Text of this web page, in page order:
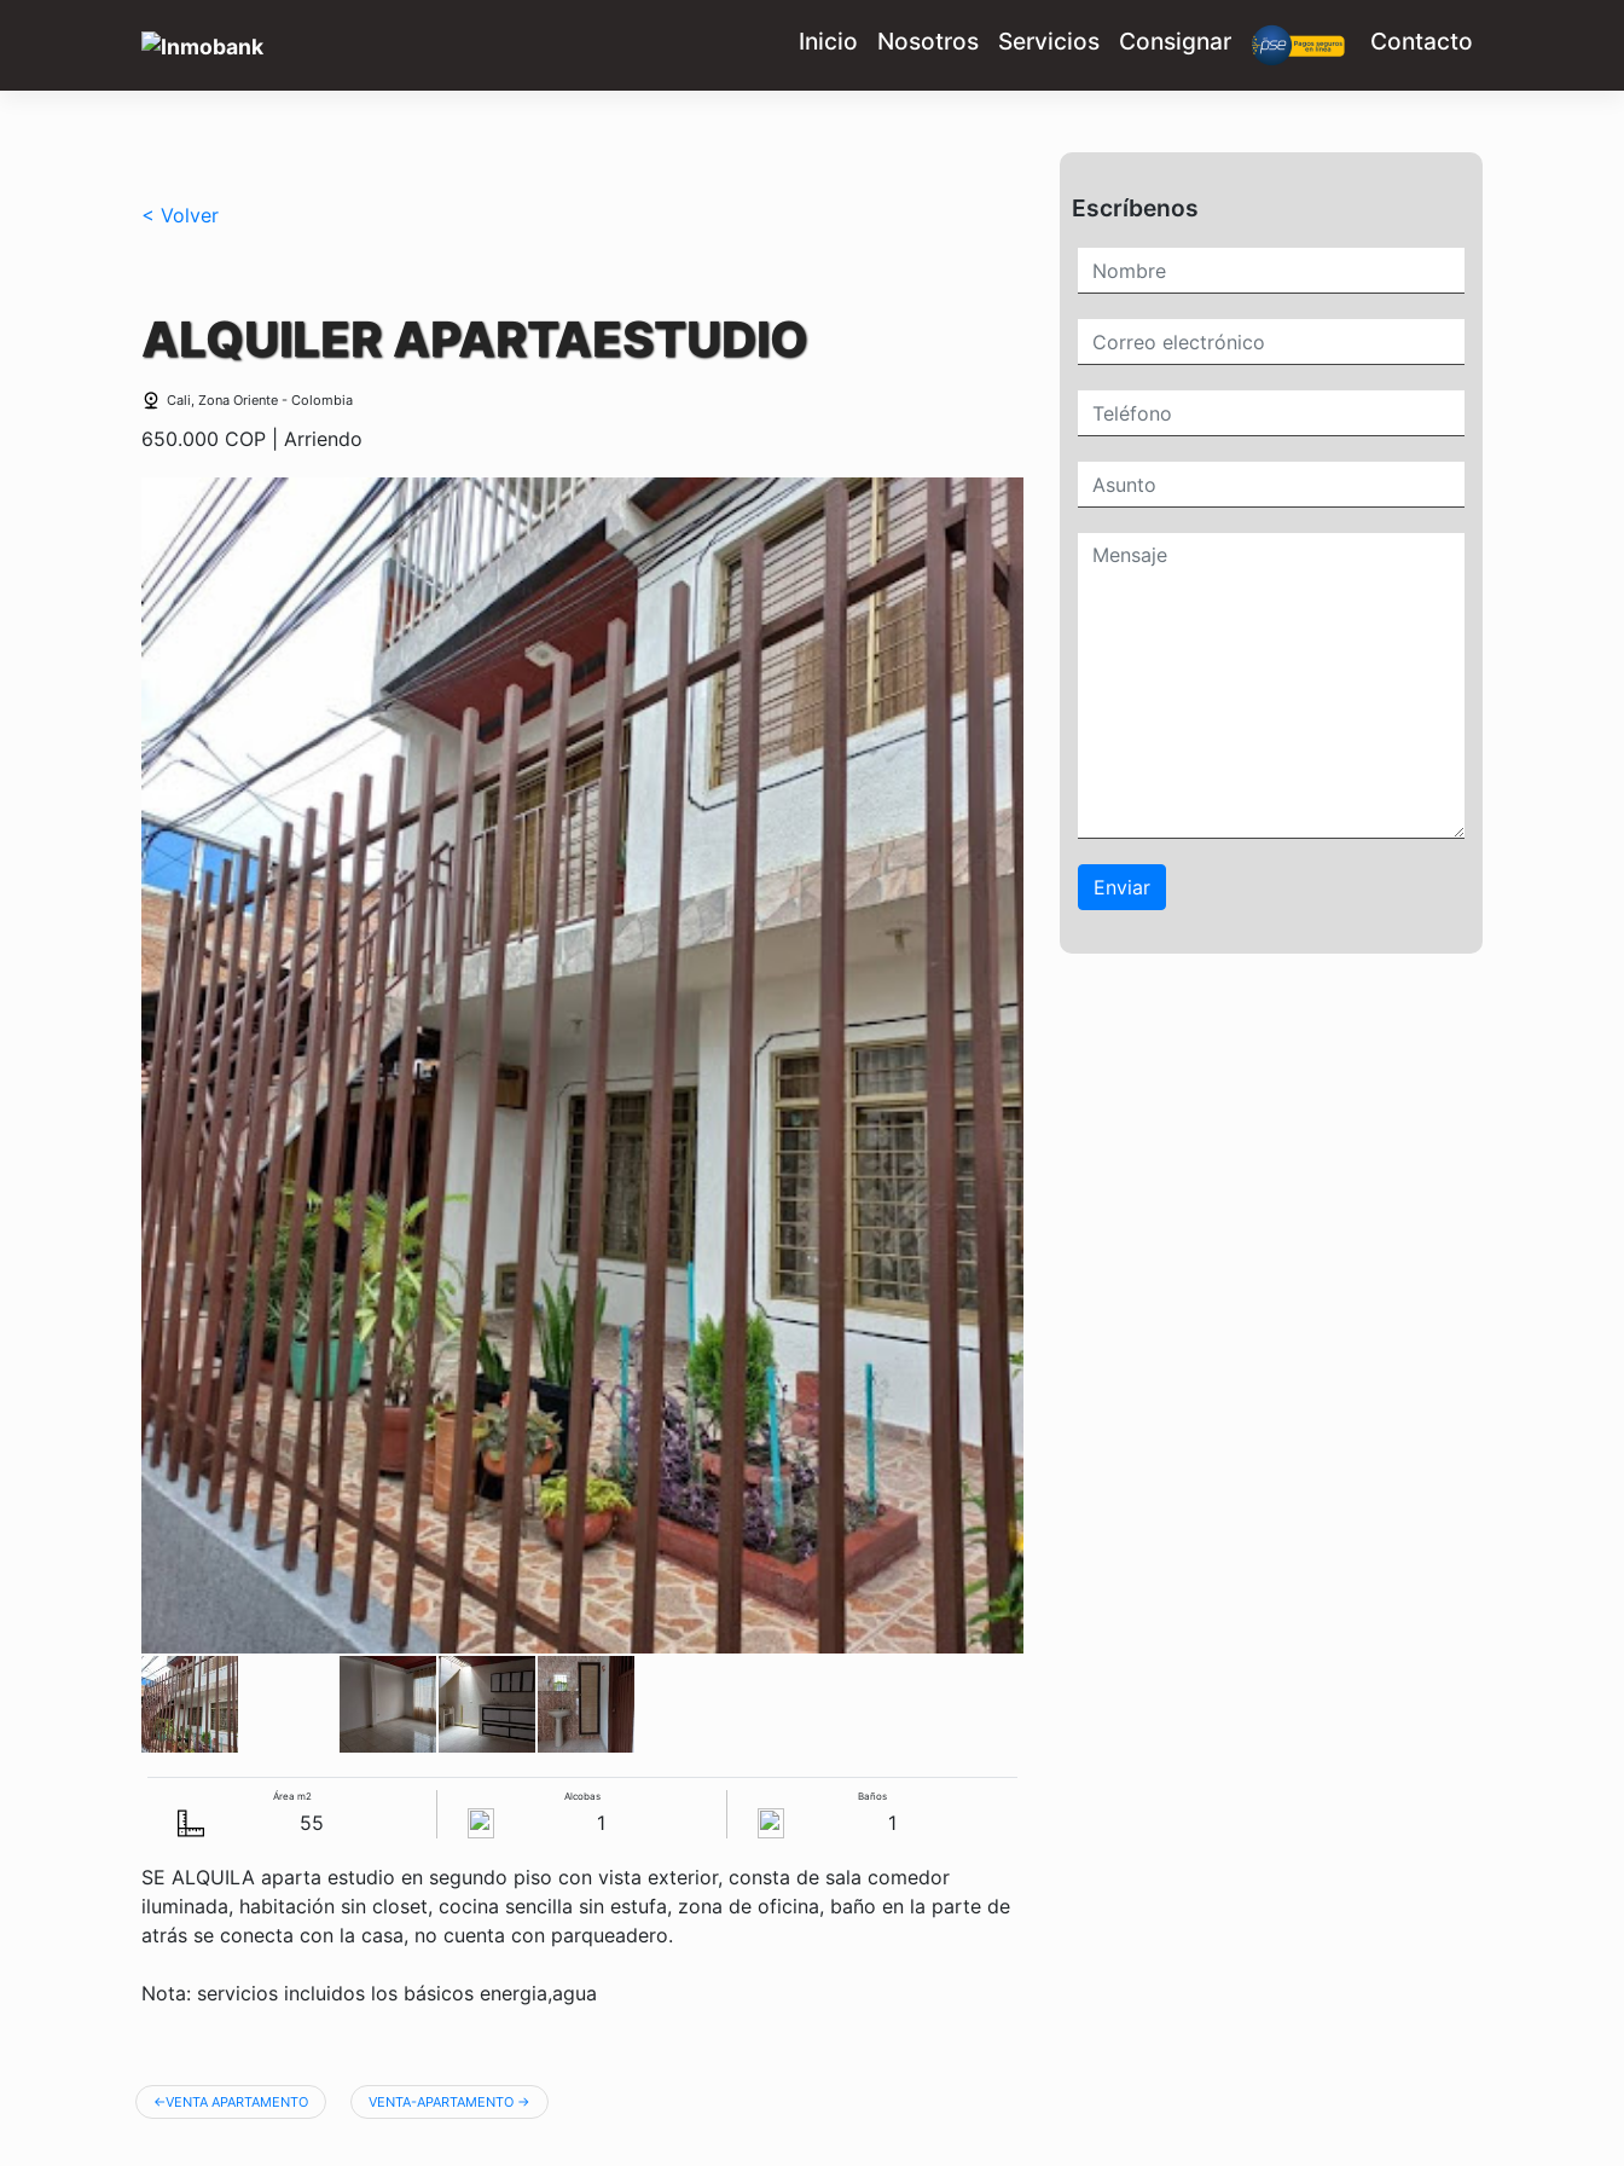
Inicio Nosotros Servicios Consignar Contacto
< Volver
ALQUILER APARTAESTUDIO
Cali, Zona Oriente - Colombia
650.000 COP | Arriendo
Área m2
55
Alcobas
1
Baños
1
SE ALQUILA aparta estudio en segundo piso con vista exterior, consta de sala comedor
iluminada, habitación sin closet, cocina sencilla sin estufa, zona de oficina, baño en la parte de
atrás se conecta con la casa, no cuenta con parqueadero.
Nota: servicios incluidos los básicos energia,agua
Navegación
VENTA APARTAMENTO VENTA-APARTAMENTO
Escríbenos